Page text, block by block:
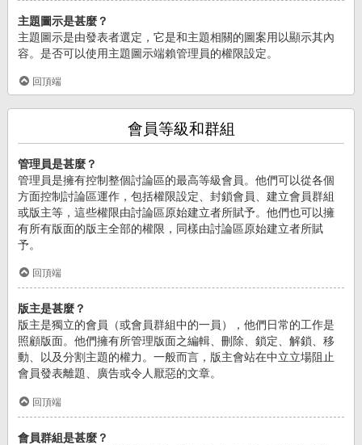
主題圖示是甚麼？
主題圖示是由發表者選定，它是和主題相關的圖案用以顯示其內
容。是否可以使用主題圖示端賴管理員的權限設定。
回頂端
會員等級和群組
管理員是甚麼？
管理員是擁有控制整個討論區的最高等級會員。他們可以從各個
方面控制討論區運作，包括權限設定、封鎖會員、建立會員群組
或版主等，這些權限由討論區原始建立者所賦予。他們也可以擁
有所有版面的版主全部的權限，同樣由討論區原始建立者所賦
予。
回頂端
版主是甚麼？
版主是獨立的會員（或會員群組中的一員），他們日常的工作是
照顧版面。他們擁有所管理版面之編輯、刪除、鎖定、解鎖、移
動、以及分割主題的權力。一般而言，版主會站在中立立場阻止
會員發表離題、廣告或令人厭惡的文章。
回頂端
會員群組是甚麼？